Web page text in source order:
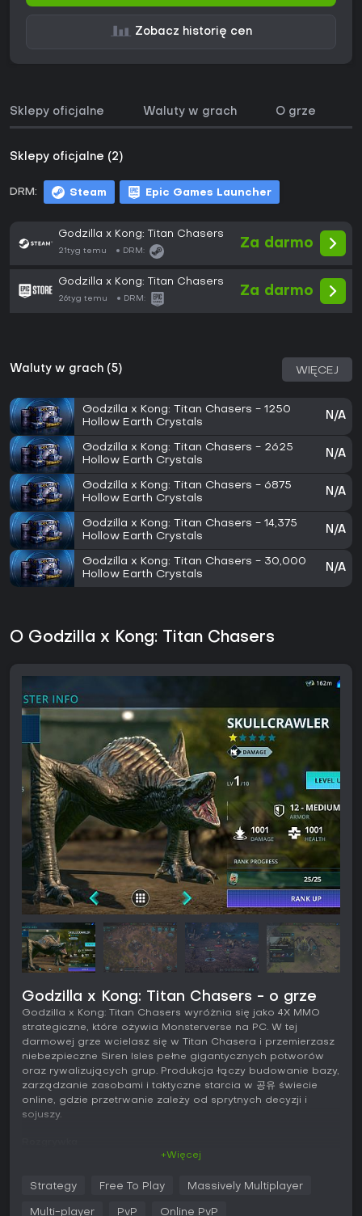
Zobacz historię cen
Sklepy oficjalne Waluty w grach O grze
Sklepy oficjalne (2)
DRM: Steam Epic Games Launcher
Godzilla x Kong: Titan Chasers
21tyg temu DRM:
Za darmo
Godzilla x Kong: Titan Chasers
26tyg temu DRM:
Za darmo
Waluty w grach (5) WIĘCEJ
Godzilla x Kong: Titan Chasers - 1250
Hollow Earth Crystals
N/A
Godzilla x Kong: Titan Chasers - 2625
Hollow Earth Crystals
N/A
Godzilla x Kong: Titan Chasers - 6875
Hollow Earth Crystals
N/A
Godzilla x Kong: Titan Chasers - 14,375
Hollow Earth Crystals
N/A
Godzilla x Kong: Titan Chasers - 30,000
Hollow Earth Crystals
N/A
O Godzilla x Kong: Titan Chasers
Godzilla x Kong: Titan Chasers - o grze
Godzilla x Kong: Titan Chasers wyróżnia się jako 4X MMO
strategiczne, które ożywia Monsterverse na PC. W tej
darmowej grze wcielasz się w Titan Chasera i przemierzasz
niebezpieczne Siren Isles pełne gigantycznych potworów
oraz rywalizujących grup. Produkcja łączy budowanie bazy,
zarządzanie zasobami i taktyczne starcia w 공유 świecie
online, gdzie przetrwanie zależy od sprytnych decyzji i
sojuszy.
Zbierasz zasoby, ratujesz ocalałych i walczysz z
superspecies takimi jak Mother Longlegs, Rock Critters czy
+Więcej
Strategy Free To Play Massively Multiplayer
Multi-player PvP Online PvP